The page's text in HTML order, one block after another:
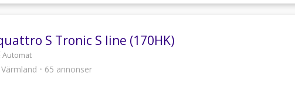
S Tronic S line (170HK)
Automat
Värmland • 65 annonser